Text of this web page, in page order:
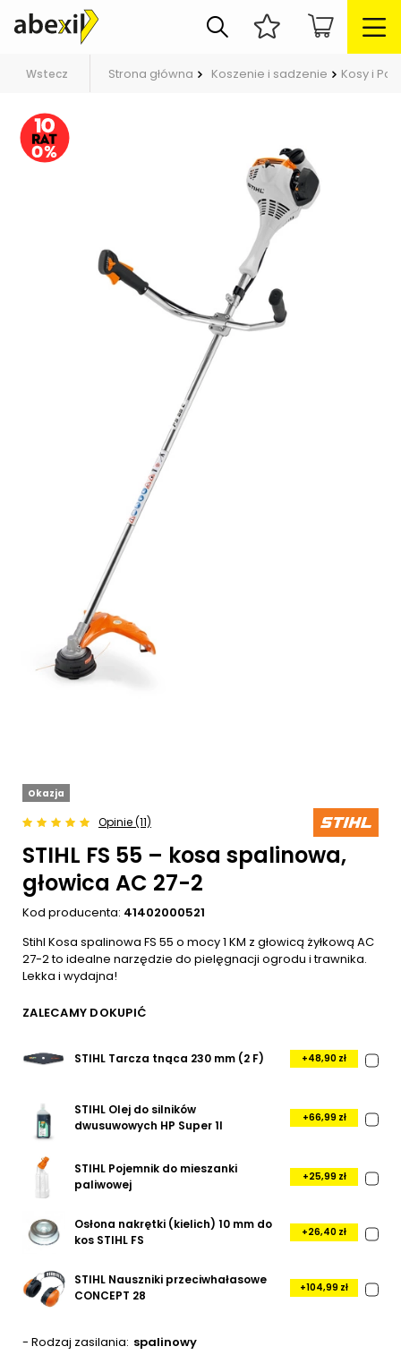
Wstecz Strona główna Koszenie i sadzenie Kosy i
Okazja
Opinie (11)
STIHL FS 55 – kosa spalinowa,
głowica AC 27-2
Kod producenta: 41402000521
Stihl Kosa spalinowa FS 55 o mocy 1 KM z głowicą żyłkową AC
27-2 to idealne narzędzie do pielęgnacji ogrodu i trawnika.
Lekka i wydajna!
ZALECAMY DOKUPIĆ
STIHL Tarcza tnąca 230 mm (2 F) +48,90 zł
STIHL Olej do silników
dwusuwowych HP Super 1l
+66,99 zł
STIHL Pojemnik do mieszanki
paliwowej
+25,99 zł
Osłona nakrętki (kielich) 10 mm do
kos STIHL FS
+26,40 zł
STIHL Nauszniki przeciwhałasowe
CONCEPT 28
+104,99 zł
- Rodzaj zasilania spalinowy